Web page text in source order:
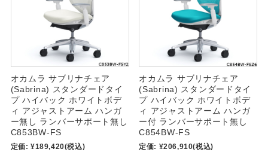
オカムラ サブリナチェア
(Sabrina) スタンダードタイ
プ ハイバック ホワイトボデ
ィ アジャストアーム ハンガ
ー無し ランバーサポート無し
C853BW-FS
定価: ¥189,420(税込)
オカムラ サブリナチェア
(Sabrina) スタンダードタイ
プ ハイバック ホワイトボデ
ィ アジャストアーム ハンガ
ー付 ランバーサポート無し
C854BW-FS
定価: ¥206,910(税込)